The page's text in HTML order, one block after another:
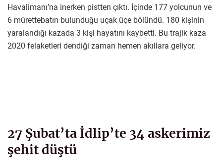
Havalimanı’na inerken pistten çıktı. İçinde 177 yolcunun ve
6 mürettebatın bulunduğu uçak üçe bölündü. 180 kişinin
yaralandığı kazada 3 kişi hayatını kaybetti. Bu trajik kaza
2020 felaketleri dendiği zaman hemen akıllara geliyor.
27 Şubat’ta İdlip’te 34 askerimiz
şehit düştü